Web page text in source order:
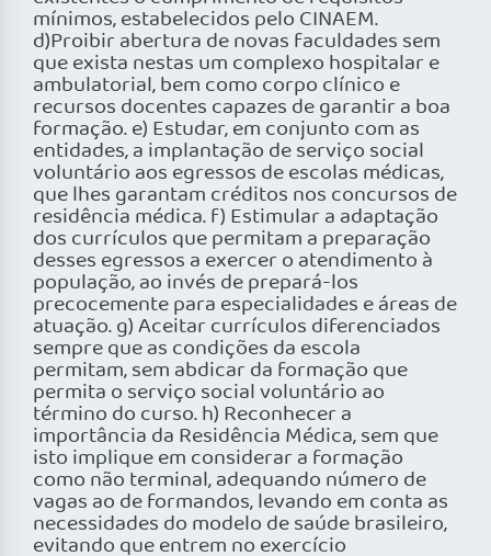
mínimos, estabelecidos pelo CINAEM.
d)Proibir abertura de novas faculdades sem
que exista nestas um complexo hospitalar e
ambulatorial, bem como corpo clínico e
recursos docentes capazes de garantir a boa
formação. e) Estudar, em conjunto com as
entidades, a implantação de serviço social
voluntário aos egressos de escolas médicas,
que lhes garantam créditos nos concursos de
residência médica. f) Estimular a adaptação
dos currículos que permitam a preparação
desses egressos a exercer o atendimento à
população, ao invés de prepará-los
precocemente para especialidades e áreas de
atuação. g) Aceitar currículos diferenciados
sempre que as condições da escola
permitam, sem abdicar da formação que
permita o serviço social voluntário ao
término do curso. h) Reconhecer a
importância da Residência Médica, sem que
isto implique em considerar a formação
como não terminal, adequando número de
vagas ao de formandos, levando em conta as
necessidades do modelo de saúde brasileiro,
evitando que entrem no exercício